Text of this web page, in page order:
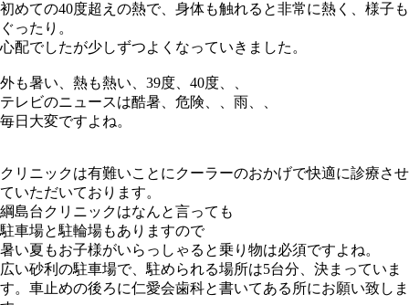
初めての40度超えの熱で、身体も触れると非常に熱く、様子も
ぐったり。
心配でしたが少しずつよくなっていきました。
外も暑い、熱も熱い、39度、40度、、
テレビのニュースは酷暑、危険、、雨、、
毎日大変ですよね。
クリニックは有難いことにクーラーのおかげで快適に診療させ
ていただいております。
綱島台クリニックはなんと言っても
駐車場と駐輪場もありますので
暑い夏もお子様がいらっしゃると乗り物は必須ですよね。
広い砂利の駐車場で、駐められる場所は5台分、決まっていま
す。車止めの後ろに仁愛会歯科と書いてある所にお願い致しま